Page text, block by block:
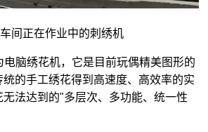
间正在作业中的刺绣机
电脑绣花机，它是目前玩偶精美图形的
的手工绣花得到高速度、高效率的实
法达到的"多层次、多功能、统一性